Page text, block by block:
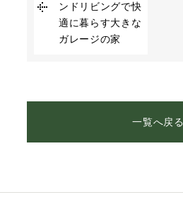
ンドリビングで快
適に暮らす大きな
ガレージの家
一覧へ戻る